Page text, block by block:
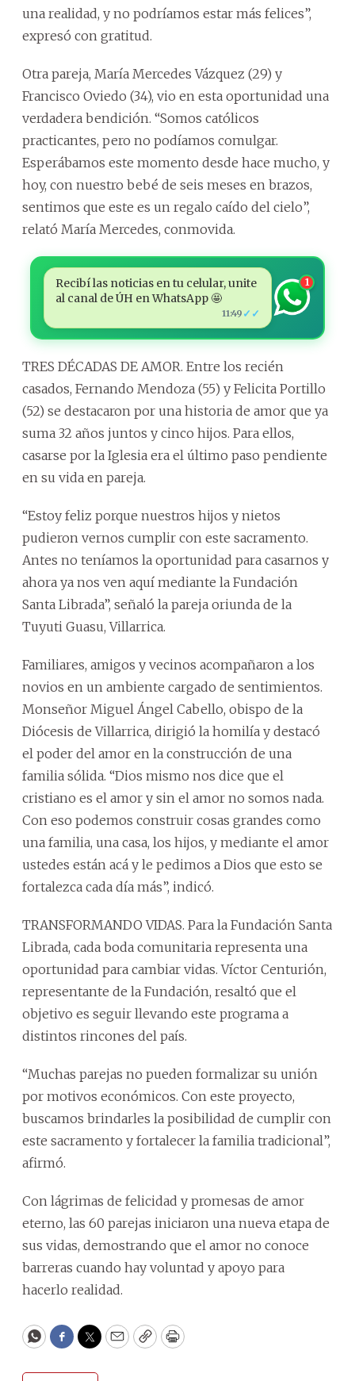
una realidad, y no podríamos estar más felices”,
expresó con gratitud.
Otra pareja, María Mercedes Vázquez (29) y
Francisco Oviedo (34), vio en esta oportunidad una
verdadera bendición. “Somos católicos
practicantes, pero no podíamos comulgar.
Esperábamos este momento desde hace mucho, y
hoy, con nuestro bebé de seis meses en brazos,
sentimos que este es un regalo caído del cielo”,
relató María Mercedes, conmovida.
Recibí las noticias en tu celular, unite
al canal de ÚH en WhatsApp 🤩
11:49 ✓✓
1
TRES DÉCADAS DE AMOR. Entre los recién
casados, Fernando Mendoza (55) y Felicita Portillo
(52) se destacaron por una historia de amor que ya
suma 32 años juntos y cinco hijos. Para ellos,
casarse por la Iglesia era el último paso pendiente
en su vida en pareja.
“Estoy feliz porque nuestros hijos y nietos
pudieron vernos cumplir con este sacramento.
Antes no teníamos la oportunidad para casarnos y
ahora ya nos ven aquí mediante la Fundación
Santa Librada”, señaló la pareja oriunda de la
Tuyuti Guasu, Villarrica.
Familiares, amigos y vecinos acompañaron a los
novios en un ambiente cargado de sentimientos.
Monseñor Miguel Ángel Cabello, obispo de la
Diócesis de Villarrica, dirigió la homilía y destacó
el poder del amor en la construcción de una
familia sólida. “Dios mismo nos dice que el
cristiano es el amor y sin el amor no somos nada.
Con eso podemos construir cosas grandes como
una familia, una casa, los hijos, y mediante el amor
ustedes están acá y le pedimos a Dios que esto se
fortalezca cada día más”, indicó.
TRANSFORMANDO VIDAS. Para la Fundación Santa
Librada, cada boda comunitaria representa una
oportunidad para cambiar vidas. Víctor Centurión,
representante de la Fundación, resaltó que el
objetivo es seguir llevando este programa a
distintos rincones del país.
“Muchas parejas no pueden formalizar su unión
por motivos económicos. Con este proyecto,
buscamos brindarles la posibilidad de cumplir con
este sacramento y fortalecer la familia tradicional”,
afirmó.
Con lágrimas de felicidad y promesas de amor
eterno, las 60 parejas iniciaron una nueva etapa de
sus vidas, demostrando que el amor no conoce
barreras cuando hay voluntad y apoyo para
hacerlo realidad.
WhatsApp
Facebook
Twitter
EmailCopyPrint